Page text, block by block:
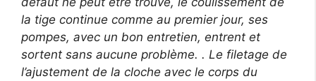
la tige continue comme au premier jour, ses
pompes, avec un bon entretien, entrent et
sortent sans aucune problème. . Le filetage de
l’ajustement de la cloche avec le corps du